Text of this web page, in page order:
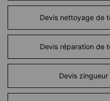
Devis nettoyage de
Devis réparation de
Devis